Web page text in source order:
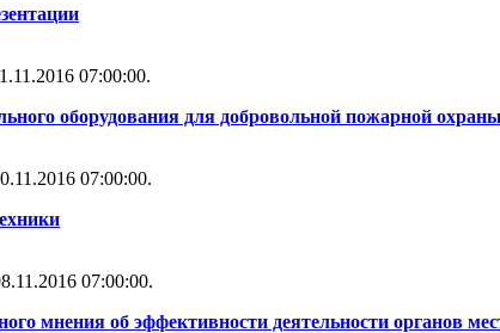
07:00:00.
оборудования для добровольной пожарной охраны
07:00:00.
07:00:00.
мнения об эффективности деятельности органов